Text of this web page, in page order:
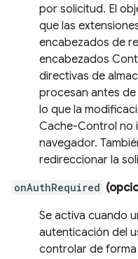
por solicitud. El
que las
encabezados de
encabezados
directivas de
procesan antes
lo que la
Cache-Control no
navegador.
redireccionar la
onAuthRequired
Se activa cuando
autenticación del
controlar de